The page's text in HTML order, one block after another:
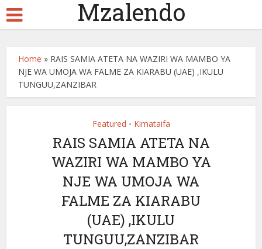
Mzalendo
Home » RAIS SAMIA ATETA NA WAZIRI WA MAMBO YA
NJE WA UMOJA WA FALME ZA KIARABU (UAE) ,IKULU
TUNGUU,ZANZIBAR
Featured • Kimataifa
RAIS SAMIA ATETA NA
WAZIRI WA MAMBO YA
NJE WA UMOJA WA
FALME ZA KIARABU
(UAE) ,IKULU
TUNGUU,ZANZIBAR